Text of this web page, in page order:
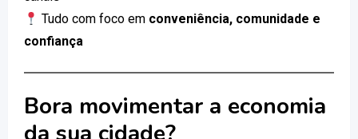
Tudo com foco em conveniência, comunidade e
confiança
Bora movimentar a economia